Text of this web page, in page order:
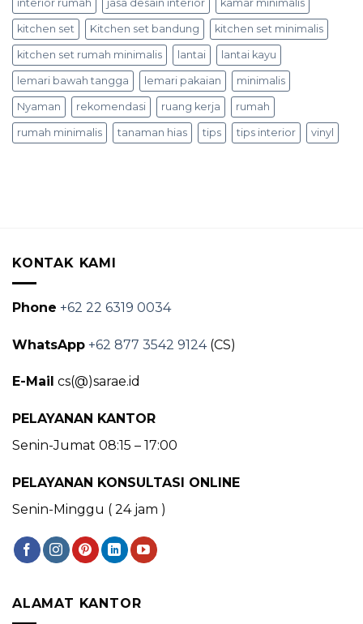
interior rumah jasa desain interior kamar minimalis
kitchen set Kitchen set bandung kitchen set minimalis
kitchen set rumah minimalis lantai lantai kayu
lemari bawah tangga lemari pakaian minimalis
Nyaman rekomendasi ruang kerja rumah
rumah minimalis tanaman hias tips tips interior vinyl
KONTAK KAMI
Phone +62 22 6319 0034
WhatsApp +62 877 3542 9124(CS)
E-Mail cs(@)sarae.id
PELAYANAN KANTOR
Senin-Jumat 08:15 – 17:00
PELAYANAN KONSULTASI ONLINE
Senin-Minggu ( 24 jam )
ALAMAT KANTOR